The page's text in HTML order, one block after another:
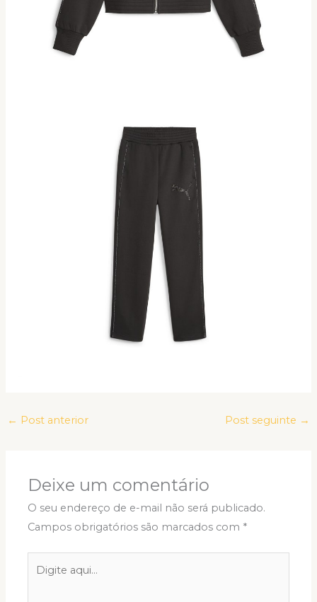
← Post anterior Post seguinte →
Deixe um comentário
O seu endereço de e-mail não será publicado.
Campos obrigatórios são marcados com *
aqui...